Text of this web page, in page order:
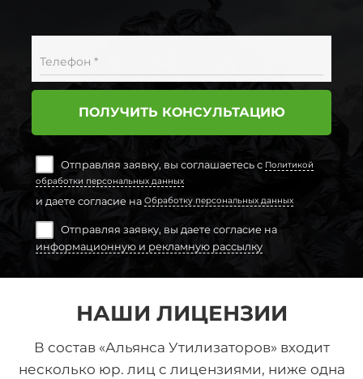
Телефон *
ПОЛУЧИТЬ КОНСУЛЬТАЦИЮ
Отправляя заявку, вы соглашаетесь с Политикой
обработки персональных данных
и даете согласие на Обработку персональных данных
Отправляя заявку, вы даете согласие на
информационную и рекламную рассылку
НАШИ ЛИЦЕНЗИИ
В состав «Альянса Утилизаторов» входит
несколько юр. лиц с лицензиями, ниже одна